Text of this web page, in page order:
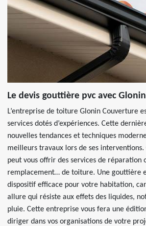
Le devis gouttière pvc avec
L’entreprise de toiture Glonin Couverture
services dotés d’expériences. Cette
nouvelles tendances et techniques
meilleurs travaux lors de ses
peut vous offrir des services de réparation
remplacement… de toiture. Une gouttière
dispositif efficace pour votre habitation,
allure qui résiste aux effets des liquides,
pluie. Cette entreprise vous fera une
diriger dans vos organisations de votre